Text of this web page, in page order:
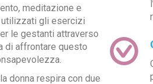
meditazione e
utilizzati gli esercizi
le gestanti attraverso
di affrontare questo
donna respira con due